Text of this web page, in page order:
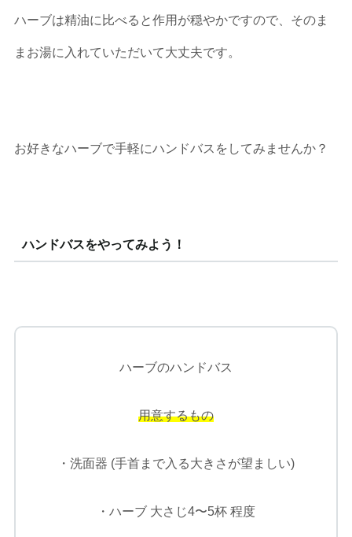
ハーブは精油に比べると作用が穏やかですので、そのま
まお湯に入れていただいて大丈夫です。
お好きなハーブで手軽にハンドバスをしてみませんか？
ハンドバスをやってみよう！
ハーブのハンドバス
用意するもの
・洗面器 (手首まで入る大きさが望ましい)
・ハーブ 大さじ4〜5杯 程度